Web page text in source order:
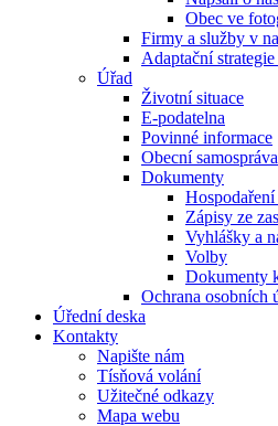
Obec ve
Firmy a služby v
Adaptační
Úřad
Životní situace
E-podatelna
Povinné informace
Obecní samospráva
Dokumenty
Hospodaření
Zápisy ze
Vyhlášky a
Volby
Dokumenty
Ochrana osobních
Úřední deska
Kontakty
Napište nám
Tísňová volání
Užitečné odkazy
Mapa webu